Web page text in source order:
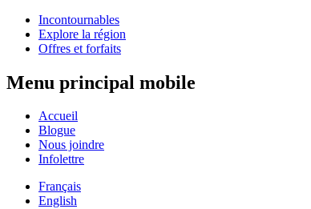
Incontournables
Explore la région
Offres et forfaits
Menu principal mobile
Accueil
Blogue
Nous joindre
Infolettre
Français
English